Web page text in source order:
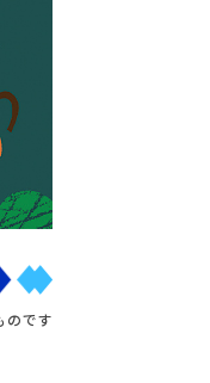
のです